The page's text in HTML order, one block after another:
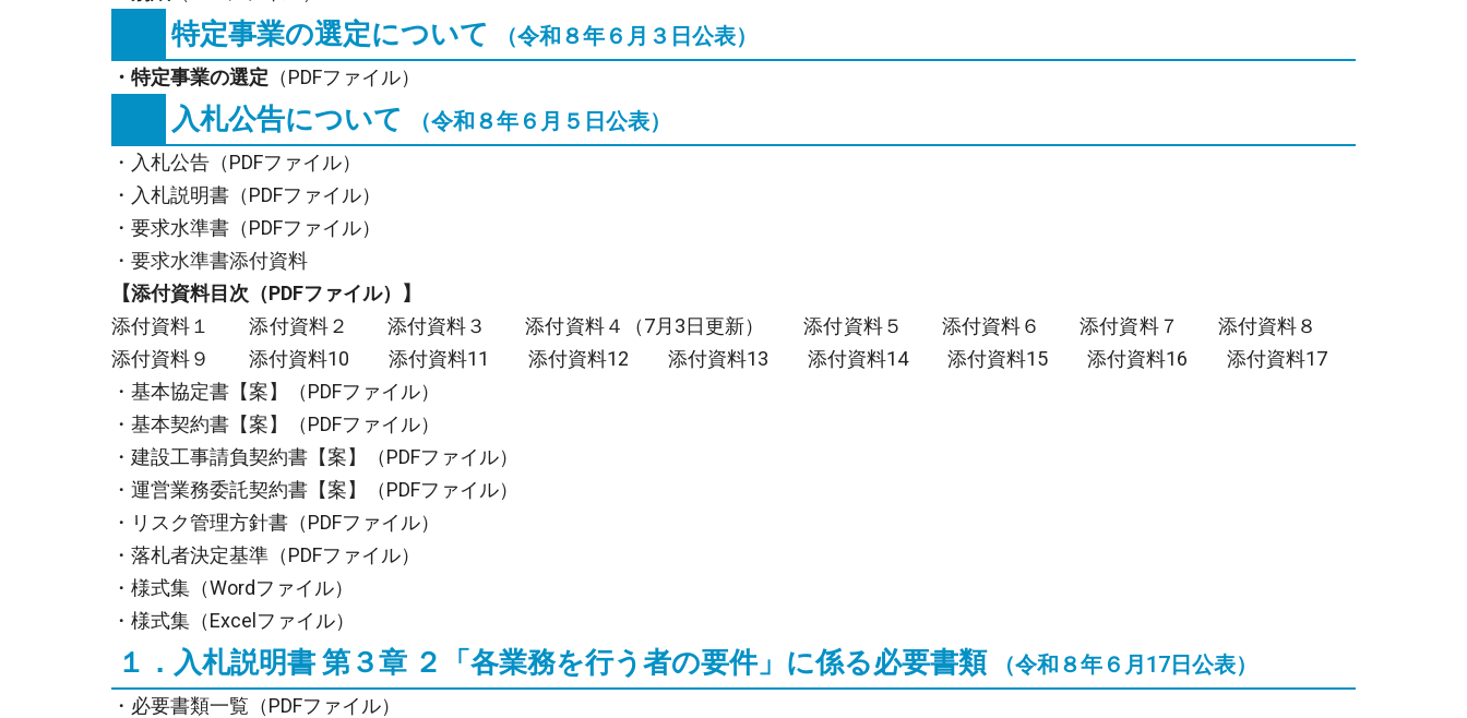
特定事業の選定について （令和８年６月３日公表）
・特定事業の選定 （PDFファイル）
入札公告について （令和８年６月５日公表）
・ 入札公告（PDFファイル）
・入札説明書（PDFファイル）
・要求水準書（PDFファイル）
・要求水準書添付資料
【添付資料目次（PDFファイル）】
添付資料１
添付資料２ 添付資料３ 添付資料４（7月3日更新） 添付資料５ 添付資料６ 添付資料７
添付資料８
添付資料９
添付資料10 添付資料11 添付資料12 添付資料13 添付資料14 添付資料15 添付資料16 添付資料17
・基本協定書【案】（PDFファイル）
・基本契約書【案】（PDFファイル）
・建設工事請負契約書【案】（PDFファイル）
・運営業務委託契約書【案】（PDFファイル）
・リスク管理方針書（PDFファイル）
・落札者決定基準（PDFファイル）
・様式集（Wordファイル）
・様式集（Excelファイル）
１．入札説明書 第３章 ２「各業務を行う者の要件」に係る必要書類 （令和８年６月17日公表）
・必要書類一覧（PDFファイル）